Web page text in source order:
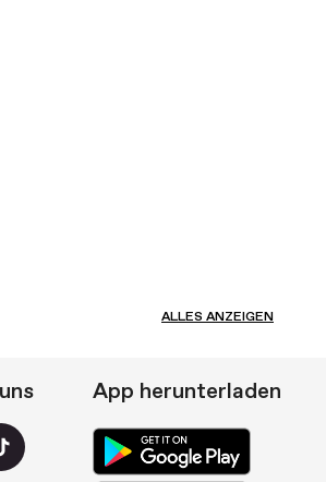
ALLES ANZEIGEN
App herunterladen